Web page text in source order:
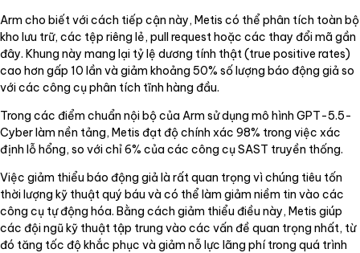
Arm cho biết với cách tiếp cận này, Metis có thể phân tích toàn bộ
kho lưu trữ, các tệp riêng lẻ, pull request hoặc các thay đổi mã gần
đây. Khung này mang lại tỷ lệ dương tính thật (true positive rates)
cao hơn gấp 10 lần và giảm khoảng 50% số lượng báo động giả so
với các công cụ phân tích tĩnh hàng đầu.
Trong các điểm chuẩn nội bộ của Arm sử dụng mô hình GPT-5.5-
Cyber làm nền tảng, Metis đạt độ chính xác 98% trong việc xác
định lỗ hổng, so với chỉ 6% của các công cụ SAST truyền thống.
Việc giảm thiểu báo động giả là rất quan trọng vì chúng tiêu tốn
thời lượng kỹ thuật quý báu và có thể làm giảm niềm tin vào các
công cụ tự động hóa. Bằng cách giảm thiểu điều này, Metis giúp
các đội ngũ kỹ thuật tập trung vào các vấn đề quan trọng nhất, từ
đó tăng tốc độ khắc phục và giảm nỗ lực lãng phí trong quá trình